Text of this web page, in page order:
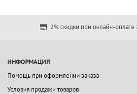
2% скидки при онлайн-оплате
ИНФОРМАЦИЯ
Помощь при оформлении заказа
Условия продажи товаров